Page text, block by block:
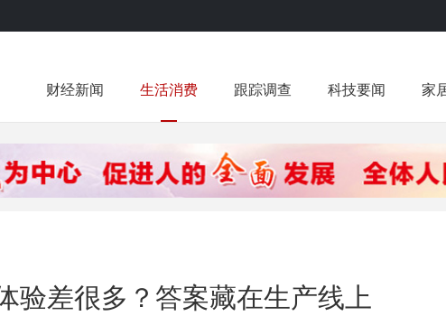
财经新闻 生活消费 跟踪调查 科技要闻 家
验差很多？答案藏在生产线上